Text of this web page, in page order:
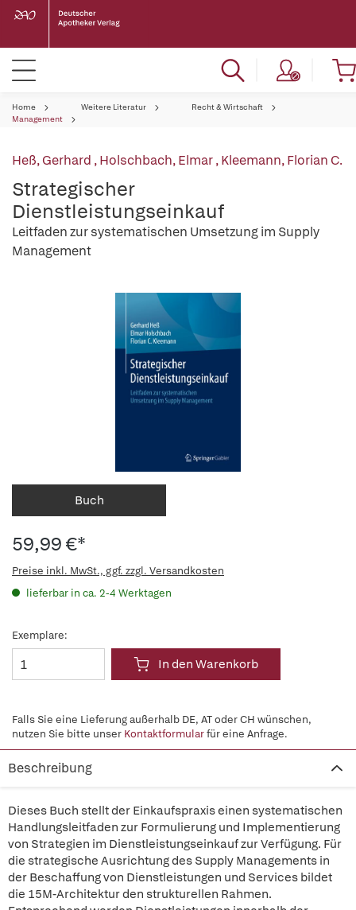
Home Weitere Literatur
Recht & Wirtschaft
Management
Heß, Gerhard ,Holschbach, Elmar,Kleemann, Florian C.
Strategischer
Dienstleistungseinkauf
Leitfaden zur systematischen Umsetzung im Supply
Management
Buch
59,99 €*
Preise inkl. MwSt., ggf. zzgl. Versandkosten
lieferbar in ca. 2-4 Werktagen
Exemplare:
In den Warenkorb
Falls Sie eine Lieferung außerhalb DE, AT oder CH wünschen,
nutzen Sie bitte unser Kontaktformularfür eine Anfrage.
Beschreibung
Dieses Buch stellt der Einkaufspraxis einen systematischen
Handlungsleitfaden zur Formulierung und Implementierung
von Strategien im Dienstleistungseinkauf zur Verfügung. Für
die strategische Ausrichtung des Supply Managements in
der Beschaffung von Dienstleistungen und Services bildet
die 15M-Architektur den strukturellen Rahmen.